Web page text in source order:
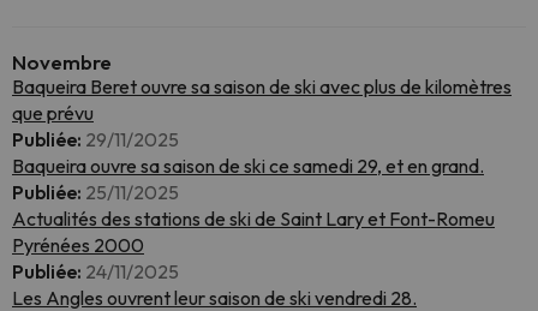
Novembre
Baqueira Beret ouvre sa saison de ski avec plus de kilomètres
que prévu
Publiée: 29/11/2025
Baqueira ouvre sa saison de ski ce samedi 29, et en grand.
Publiée: 25/11/2025
Actualités des stations de ski de Saint Lary et Font-Romeu
Pyrénées 2000
Publiée: 24/11/2025
Les Angles ouvrent leur saison de ski vendredi 28.